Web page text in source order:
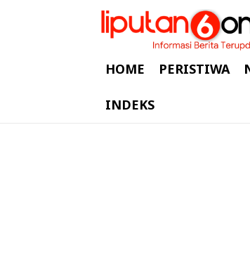
HOME PERISTIWA
INDEKS